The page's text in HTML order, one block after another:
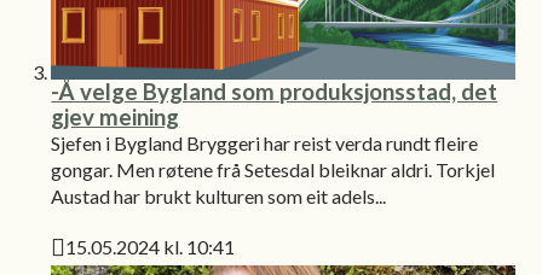
-Å velge Bygland som produksjonsstad, det
gjev meining
Sjefen i Bygland Bryggeri har reist verda rundt fleire
gongar. Men røtene frå Setesdal bleiknar aldri. Torkjel
Austad har brukt kulturen som eit adels...
Publisert
15.05.2024 kl. 10:41